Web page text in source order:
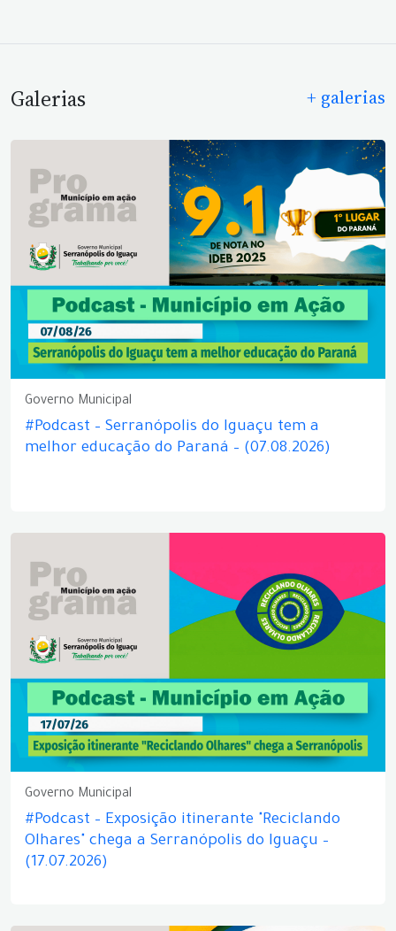
Galerias + galerias
Governo Municipal
#Podcast – Serranópolis do Iguaçu tem a
melhor educação do Paraná – (07.08.2026)
Governo Municipal
#Podcast – Exposição itinerante "Reciclando
Olhares" chega a Serranópolis do Iguaçu –
(17.07.2026)